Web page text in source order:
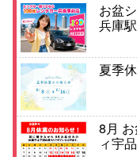
お盆
兵庫
夏季
8月
ィ宇